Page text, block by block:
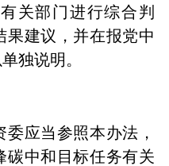
关部门进行综合判
果建议，并在报党中
独说明。
应当参照本办法，
碳中和目标任务有关